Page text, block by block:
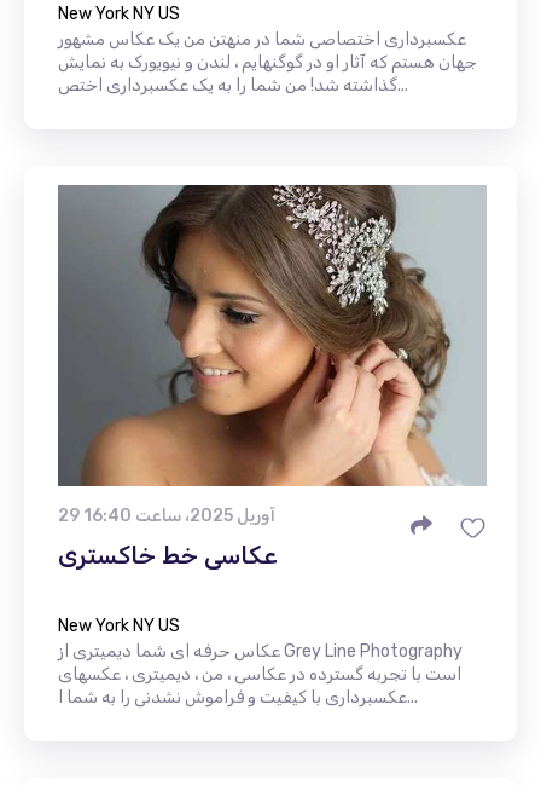
New York NY US
عکسبرداری اختصاصی شما در منهتن من یک عکاس مشهور
جهان هستم که آثار او در گوگنهایم ، لندن و نیویورک به نمایش
گذاشته شد! من شما را به یک عکسبرداری اختص...
29 آوریل 2025، ساعت 16:40
عکاسی خط خاکستری
New York NY US
عکاس حرفه ای شما دیمیتری از Grey Line Photography
است با تجربه گسترده در عکاسی ، من ، دیمیتری ، عکسهای
عکسبرداری با کیفیت و فراموش نشدنی را به شما ا...